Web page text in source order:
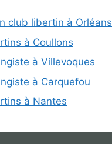
club libertin à Orléans
à Coullons
à Villevoques
à Carquefou
à Nantes